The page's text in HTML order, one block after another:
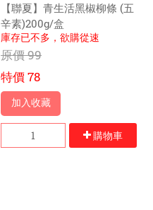
【聯夏】青生活黑椒柳條 (五
辛素)200g/盒
庫存已不多，欲購從速
原價99
特價78
加入收藏
購物車